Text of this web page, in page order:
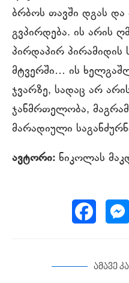
ბრბოს თავში დგას და
გვპირდება. ის არის
პირდაპირ პირამიდის
მტვერში… ის
ჯვარზე, სადაც არ
ჯანმრთელობა,
მარადიული
ავტორი: ნიკოლას
ამავე